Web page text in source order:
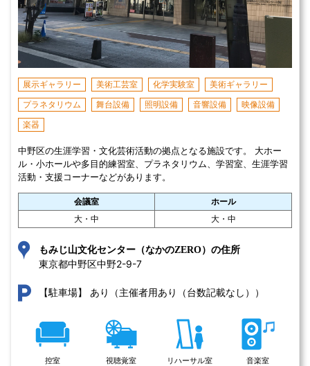
展示ギャラリー 美術工芸室 化学実験室
美術ギャラリー
プラネタリウム
舞台設備 照明設備 音響設備
映像設備
楽器
中野区の生涯学習・文化芸術活動の拠点となる施設です。 大ホー
ル・小ホールや多目的練習室、プラネタリウム、学習室、生涯学習
活動・支援コーナーなどがあります。
会議室
ホール
大・中
大・中
もみじ山文化センター（なかのZERO）の住所
東京都中野区中野2-9-7
【駐車場】 あり（主催者用あり（台数記載なし））
控室 視聴覚室 リハーサル室 音楽室